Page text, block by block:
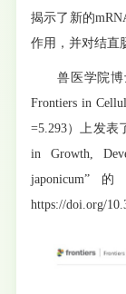
揭示了新的
作用，并对结直
兽医学院博士
Frontiers in
=5.293）上发表
in Growth,
https://doi.org/